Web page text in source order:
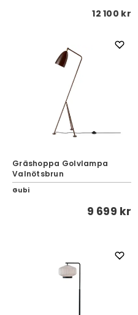
12 100 kr
Gräshoppa Golvlampa
Valnötsbrun
Gubi
9 699 kr